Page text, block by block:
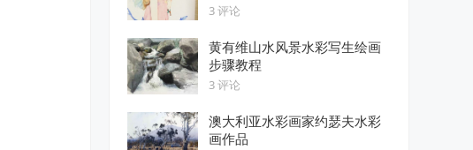
3 评论
黄有维山水风景水彩写生绘画
步骤教程
3 评论
澳大利亚水彩画家约瑟夫水彩
画作品